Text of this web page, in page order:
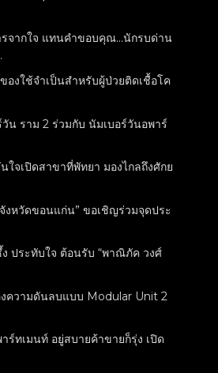
รจากใจ แทนคำขอบคุณ...นักรบด่าน
องใช้จำเป็นสำหรับผู้ป่วยติดเชื้อโค
น ราม 2 ร่วมกับ นัมเบอร์วันอพาร์
ใจเปิดสาขาที่พัทยา มองไกลถึงศักย
จังหวัดขอนแก่น” ขอเชิญร่วมจุดประ
ประทับใจ ต้อนรับ “พาณิภัค วงศ์
งความดันลบแบบ Modular Unit 2
ร์ทเมนท์ อยู่สบายค้าขายก็รุ่ง เปิด